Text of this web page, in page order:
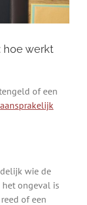
hoe werkt
of een
aansprakelijk
wie de
ongeval is
of een